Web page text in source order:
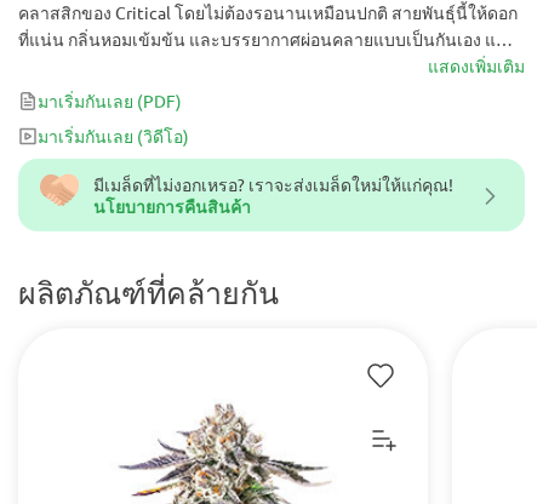
มีเมล็ดที่ไม่งอกเหรอ? เราจะส่งเมล็ดใหม่ให้แก่คุณ!
นโยบายการคืนสินค้า
ผลิตภัณฑ์ที่คล้ายกัน
คลาสสิกของ Critical โดยไม่ต้องรอนานเหมือนปกติ สายพันธุ์นี้ให้ดอก
ที่แน่น กลิ่นหอมเข้มข้น และบรรยากาศผ่อนคลายแบบเป็นกันเอง แต่
เก็บเกี่ยวได้เร็วกว่าอย่างชัดเจน ความรู้สึกโดยรวมคือปลูกง่าย ได้ผลคุ้ม
ค่า – เป็นสายพันธุ์ที่ให้ความรู้สึกเต็มอิ่มตั้งแต่ต้นจนจบ และทำให้การ
เก็บเกี่ยวที่รวดเร็วยังคงคุ้มค่าอย่างแท้จริง
แสดงเพิ่มเติม
มาเริ่มกันเลย (PDF)
มาเริ่มกันเลย (วิดีโอ)